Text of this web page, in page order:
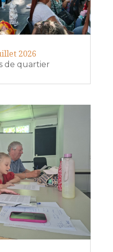
2026
de quartier